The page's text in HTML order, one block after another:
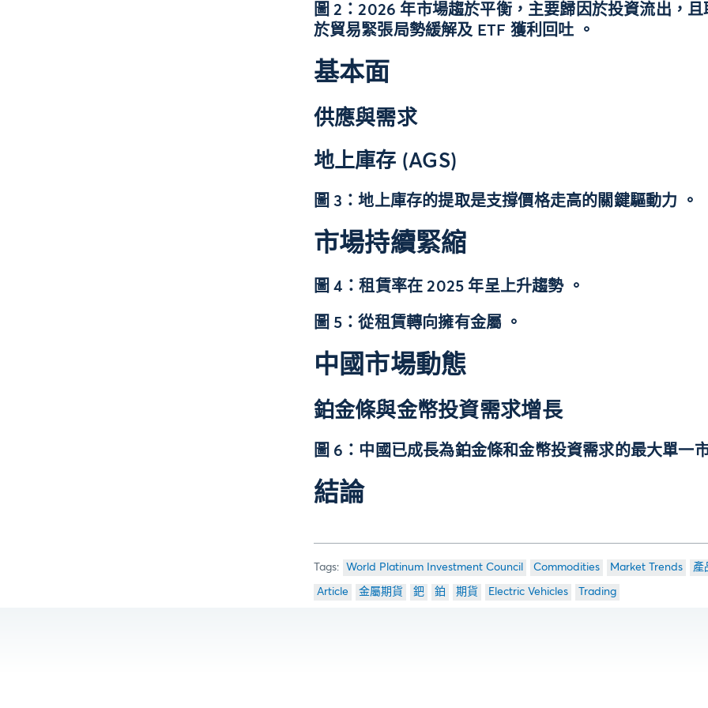
圖 2：2026 年市場趨於平衡，主要歸因於投資流出，且
於貿易緊張局勢緩解及 ETF 獲利回吐 。
基本面
供應與需求
地上庫存 (AGS)
圖 3：地上庫存的提取是支撐價格走高的關鍵驅動力 。
市場持續緊縮
圖 4：租賃率在 2025 年呈上升趨勢 。
圖 5：從租賃轉向擁有金屬 。
中國市場動態
鉑金條與金幣投資需求增長
圖 6：中國已成長為鉑金條和金幣投資需求的最大單一
結論
World Platinum Investment Council Commodities Market Trends 產
Article 金屬期貨 鈀 鉑 期貨 Electric Vehicles Trading